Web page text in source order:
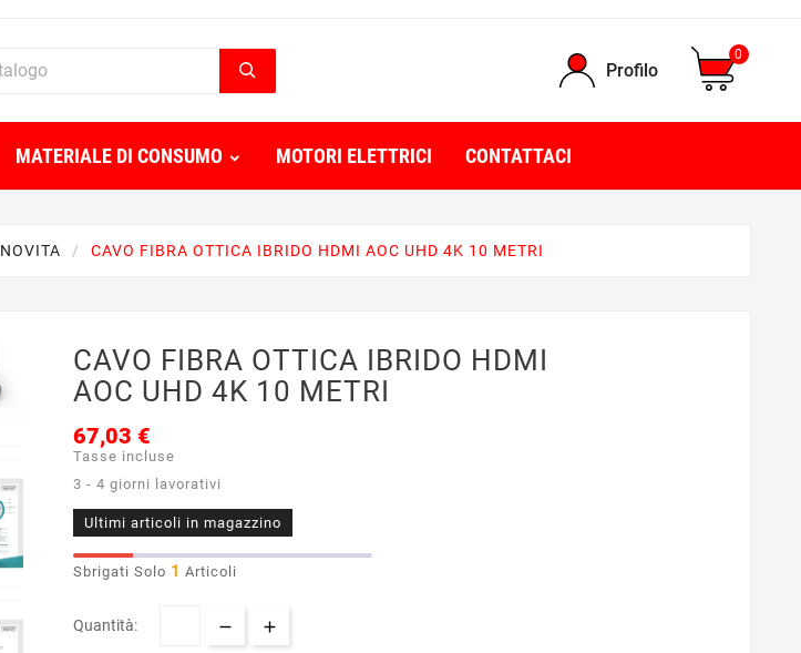
Profilo
0
MATERIALE DI CONSUMO MOTORI ELETTRICI CONTATTACI
NOVITA CAVO FIBRA OTTICA IBRIDO HDMI AOC UHD 4K 10 METRI
CAVO FIBRA OTTICA IBRIDO HDMI
AOC UHD 4K 10 METRI
67,03 €
Tasse incluse
3 - 4 giorni lavorativi
Ultimi articoli in magazzino
Sbrigati Solo 1 Articoli
Quantità: